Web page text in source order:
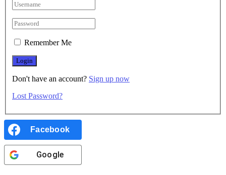
Remember Me
Don't have an account? Sign up now
Lost Password?
Facebook
Google